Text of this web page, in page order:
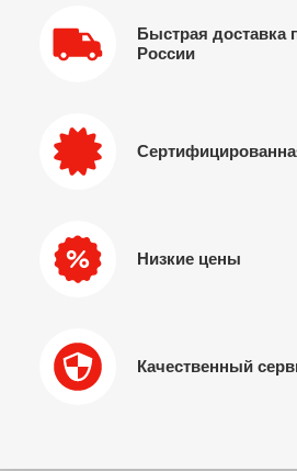
Быстрая доставка
России
Низкие цены
Качественный